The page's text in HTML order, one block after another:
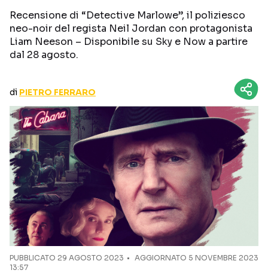
CURIOSITÀ
RECENSIONI
BOX OFFICE
Seguici sui social
Recensione di “Detective Marlowe”, il poliziesco
neo-noir del regista Neil Jordan con protagonista
Liam Neeson – Disponibile su Sky e Now a partire
dal 28 agosto.
di PIETRO FERRARO
PUBBLICATO 29 AGOSTO 2023
AGGIORNATO 5 NOVEMBRE 2023
13:57